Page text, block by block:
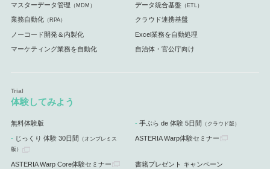
マスターデータ管理 （MDM） データ統合基盤 （ETL）
業務自動化（RPA） クラウド連携基盤
ノーコード開発＆内製化 Excel業務を自動処理
マーケティング業務を自動化 自治体・官公庁向け
体験してみよう
無料体験版 手ぶら de 体験 5日間 （クラウド版）
じっくり 体験 30日間 （オンプレミス
版）
ASTERIA Warp体験セミナー
ASTERIA Warp Core体験セミナー 書籍プレゼント キャンペーン